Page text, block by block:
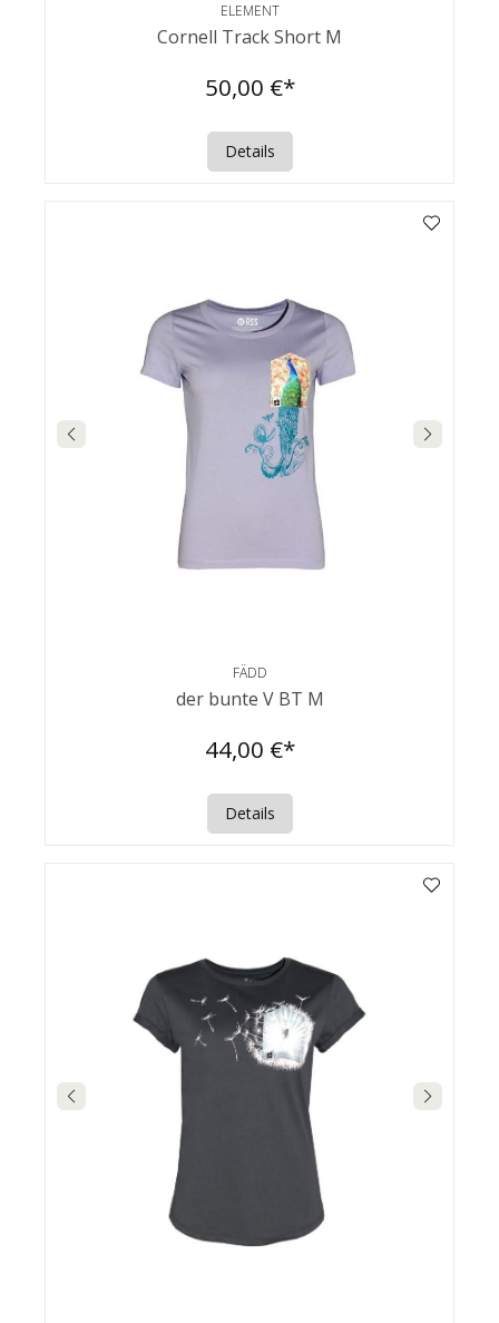
ELEMENT
Cornell Track Short M
50,00 €*
Details
FÄDD
der bunte V BT M
44,00 €*
Details